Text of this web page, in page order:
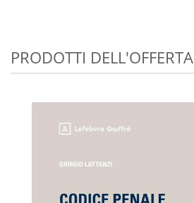
PRODOTTI DELL'OFFERTA